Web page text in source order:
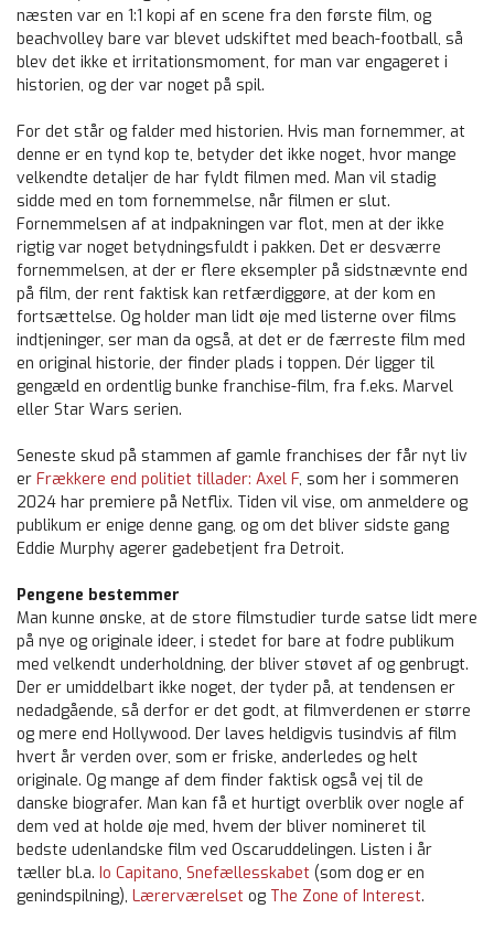
næsten var en 1:1 kopi af en scene fra den første film, og
beachvolley bare var blevet udskiftet med beach-football, så
blev det ikke et irritationsmoment, for man var engageret i
historien, og der var noget på spil.
For det står og falder med historien. Hvis man fornemmer, at
denne er en tynd kop te, betyder det ikke noget, hvor mange
velkendte detaljer de har fyldt filmen med. Man vil stadig
sidde med en tom fornemmelse, når filmen er slut.
Fornemmelsen af at indpakningen var flot, men at der ikke
rigtig var noget betydningsfuldt i pakken. Det er desværre
fornemmelsen, at der er flere eksempler på sidstnævnte end
på film, der rent faktisk kan retfærdiggøre, at der kom en
fortsættelse. Og holder man lidt øje med listerne over films
indtjeninger, ser man da også, at det er de færreste film med
en original historie, der finder plads i toppen. Dér ligger til
gengæld en ordentlig bunke franchise-film, fra f.eks. Marvel
eller Star Wars serien.
Seneste skud på stammen af gamle franchises der får nyt liv
er Frækkere end politiet tillader: Axel F, som her i sommeren
2024 har premiere på Netflix. Tiden vil vise, om anmeldere og
publikum er enige denne gang, og om det bliver sidste gang
Eddie Murphy agerer gadebetjent fra Detroit.
Pengene bestemmer
Man kunne ønske, at de store filmstudier turde satse lidt mere
på nye og originale ideer, i stedet for bare at fodre publikum
med velkendt underholdning, der bliver støvet af og genbrugt.
Der er umiddelbart ikke noget, der tyder på, at tendensen er
nedadgående, så derfor er det godt, at filmverdenen er større
og mere end Hollywood. Der laves heldigvis tusindvis af film
hvert år verden over, som er friske, anderledes og helt
originale. Og mange af dem finder faktisk også vej til de
danske biografer. Man kan få et hurtigt overblik over nogle af
dem ved at holde øje med, hvem der bliver nomineret til
bedste udenlandske film ved Oscaruddelingen. Listen i år
tæller bl.a. Io Capitano, Snefællesskabet (som dog er en
genindspilning), Lærerværelset og The Zone of Interest.